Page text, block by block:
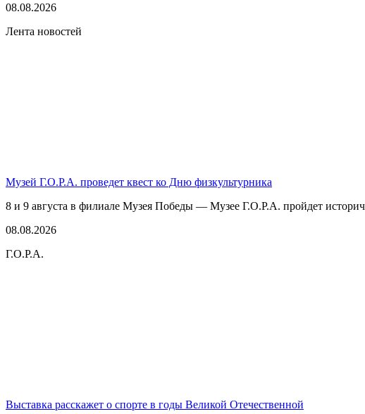
08.08.2026
Лента новостей
Музей Г.О.Р.А. проведет квест ко Дню физкультурника
8 и 9 августа в филиале Музея Победы — Музее Г.О.Р.А. пройдет
08.08.2026
Г.О.Р.А.
Выставка расскажет о спорте в годы Великой Отечественной